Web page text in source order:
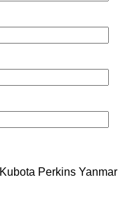
Kubota Perkins Yanmar